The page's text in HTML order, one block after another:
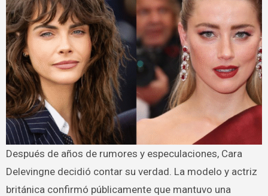
Después de años de rumores y especulaciones, Cara
Delevingne decidió contar su verdad. La modelo y actriz
británica confirmó públicamente que mantuvo una